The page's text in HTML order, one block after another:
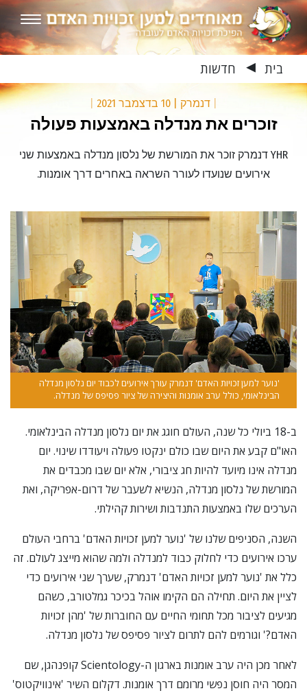
בית ▶ חדשות
דנמרק 10 בדצמבר 2021
זוכרים את מנדלה באמצעות פעולה
YHR דנמרק זוכר את המורשת של נלסון מנדלה באמצעות שני
אירועים שנועדו לעורר השראה באחרים דרך אומנות.
'נוער למען זכויות האדם' דנמרק עורך אירועים לכבוד יום נלסון מנדלה
הבינלאומי, כולל ערב אומנות והיצירה של ציור פסיפס של מנדלה.
ב-18 ביולי כל שנה, העולם חוגג את יום נלסון מנדלה הבינלאומי.
האו"ם קבע את היום שבו כולם ינקטו פעולה ויעודדו שינוי. יום
מנדלה אינו מיועד להיות חג ציבורי, אלא יום שבו מכבדים את
המורשת של נלסון מנדלה, הנשיא לשעבר של דרום-אפריקה, ואת
הערכים שלו באמצעות התנדבות ושירות קהילתי.
השנה, הסניפים שלנו של 'נוער למען זכויות האדם' ברחבי העולם
ערכו אירועים כדי לחלוק כבוד למנדלה ולמה שהוא מייצג לעולם. זה
כלל את 'נוער למען זכויות האדם' דנמרק, שערך שני אירועים כדי
לציין את היום. תחילה הם הקימו אוהל בכיכר גמלטורב, כשהם
מגיעים לציבור מכל תחומי החיים עם החוברות של 'מהן זכויות
האדם?' וגורמים להם לתרום לציור פסיפס של נלסון מנדלה.
לאחר מכן היה ערב אומנות בארגון ה-Scientology קופנהגן, שם
המסר היה חוסן נפשי מרומם דרך אומנות. דקלום השיר 'אינוויקטוס'